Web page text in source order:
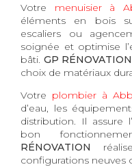
Votre menuisier à
éléments en bois
escaliers ou
soignée et optimise
bâti. GP RÉNOVATION
choix de matériaux
Votre plombier à
d’eau, les
distribution. Il assure
bon
RÉNOVATION
configurations neuves